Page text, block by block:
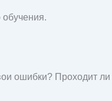
обучения.
ошибки? Проходит